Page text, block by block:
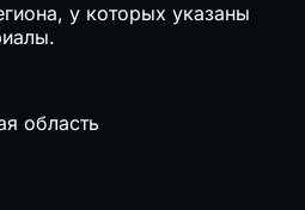
у которых указаны
область